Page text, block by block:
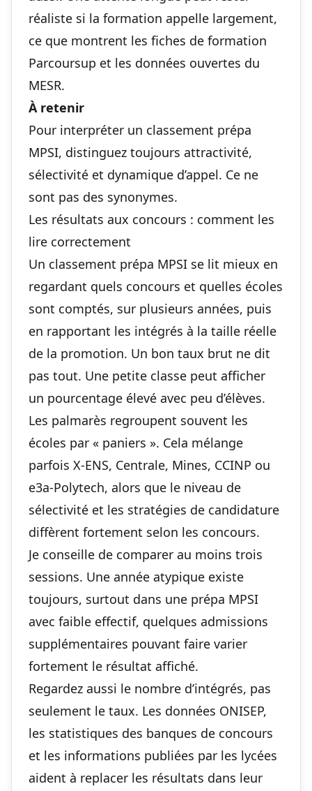
réaliste si la formation appelle largement,
ce que montrent les fiches de formation
Parcoursup et les données ouvertes du
MESR.
À retenir
Pour interpréter un classement prépa
MPSI, distinguez toujours attractivité,
sélectivité et dynamique d’appel. Ce ne
sont pas des synonymes.
Les résultats aux concours : comment les
lire correctement
Un classement prépa MPSI se lit mieux en
regardant quels concours et quelles écoles
sont comptés, sur plusieurs années, puis
en rapportant les intégrés à la taille réelle
de la promotion. Un bon taux brut ne dit
pas tout. Une petite classe peut afficher
un pourcentage élevé avec peu d’élèves.
Les palmarès regroupent souvent les
écoles par « paniers ». Cela mélange
parfois X-ENS, Centrale, Mines, CCINP ou
e3a-Polytech, alors que le niveau de
sélectivité et les stratégies de candidature
diffèrent fortement selon les concours.
Je conseille de comparer au moins trois
sessions. Une année atypique existe
toujours, surtout dans une prépa MPSI
avec faible effectif, quelques admissions
supplémentaires pouvant faire varier
fortement le résultat affiché.
Regardez aussi le nombre d’intégrés, pas
seulement le taux. Les données ONISEP,
les statistiques des banques de concours
et les informations publiées par les lycées
aident à replacer les résultats dans leur